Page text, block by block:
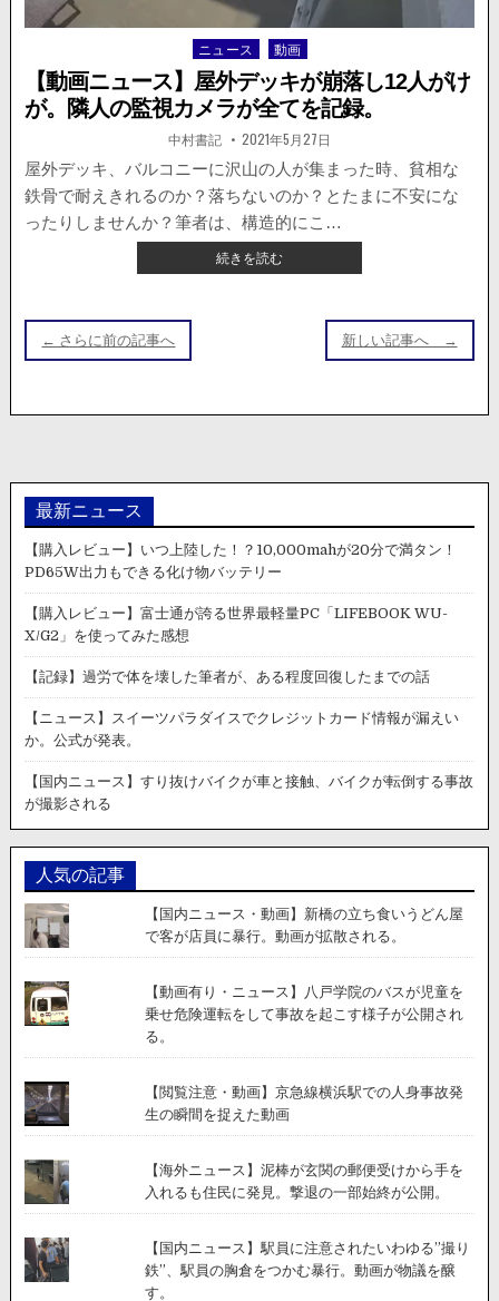
然
発
煙、
炎
上
す
る
様
子
が
公
開
Posted
in
ニュース 動画
【動画ニュース】屋外デッキが崩落し12人がけ
が。隣人の監視カメラが全てを記録。
著
者:
中村書記 掲
載
日：
2021年5月27日
屋外デッキ、バルコニーに沢山の人が集まった時、貧相な
鉄骨で耐えきれるのか？落ちないのか？とたまに不安にな
ったりしませんか？筆者は、構造的にこ…
続きを読む【動
画
が
落
し
人
が
が。
隣
人
の
視
カ
ラ
が
て
を
記
録。
稿
ナ
シ
ョ
ン
← さらに前の記事へ 新しい記事へ →
最新ニュース
【購入レビュー】いつ上陸した！？10,000mahが20分で満タン！
PD65W出力もできる化け物バッテリー
【購入レビュー】富士通が誇る世界最軽量PC「LIFEBOOK WU-
X/G2」を使ってみた感想
【記録】過労で体を壊した筆者が、ある程度回復したまでの話
【ニュース】スイーツパラダイスでクレジットカード情報が漏えい
か。公式が発表。
【国内ニュース】すり抜けバイクが車と接触、バイクが転倒する事故
が撮影される
人気の記事
【国内ニュース・動画】新橋の立ち食いうどん屋
で客が店員に暴行。動画が拡散される。
【動画有り・ニュース】八戸学院のバスが児童を
乗せ危険運転をして事故を起こす様子が公開され
る。
【閲覧注意・動画】京急線横浜駅での人身事故発
生の瞬間を捉えた動画
【海外ニュース】泥棒が玄関の郵便受けから手を
入れるも住民に発見。撃退の一部始終が公開。
【国内ニュース】駅員に注意されたいわゆる”撮り
鉄”、駅員の胸倉をつかむ暴行。動画が物議を醸
す。